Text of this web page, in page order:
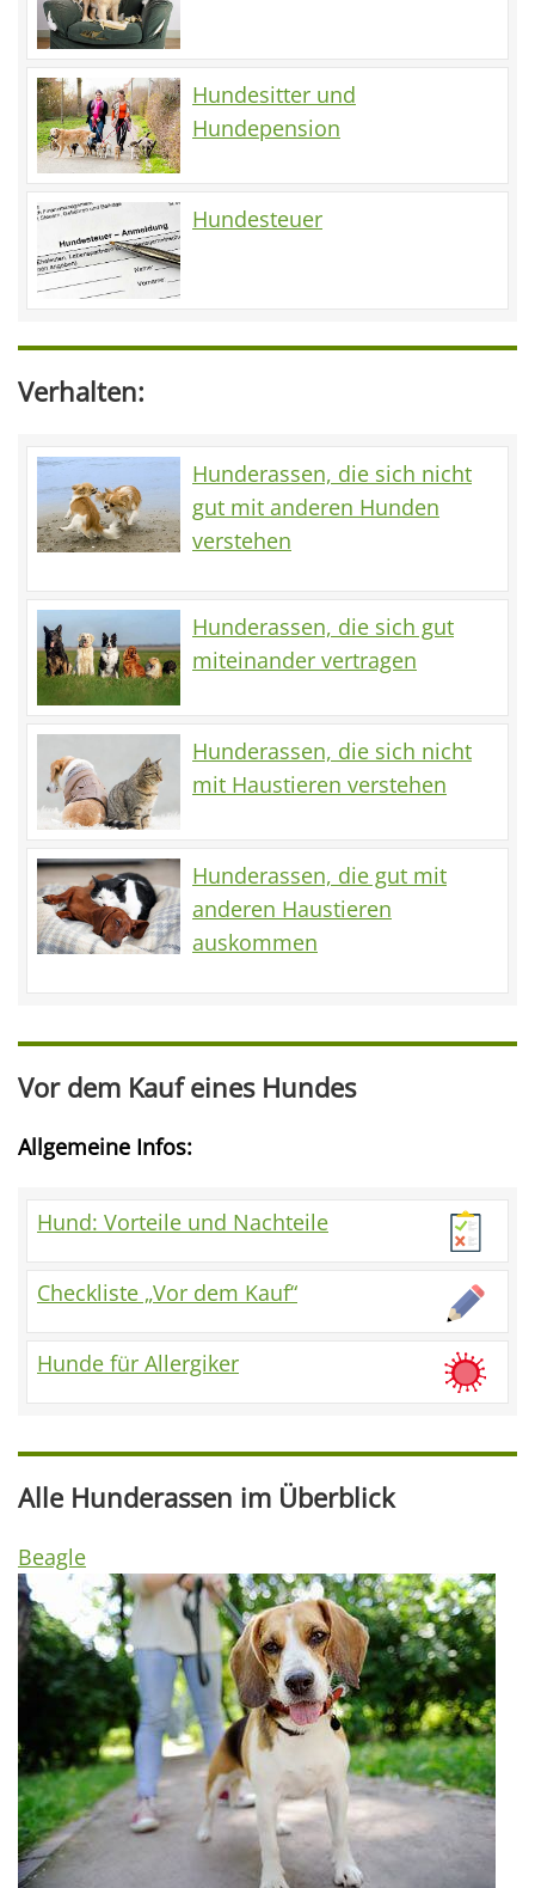
Hundesitter und
Hundepension
Hundesteuer
Verhalten:
Hunderassen, die sich nicht
gut mit anderen Hunden
verstehen
Hunderassen, die sich gut
miteinander vertragen
Hunderassen, die sich nicht
mit Haustieren verstehen
Hunderassen, die gut mit
anderen Haustieren
auskommen
Vor dem Kauf eines Hundes
Allgemeine Infos:
Hund: Vorteile und Nachteile
Checkliste „Vor dem Kauf“
Hunde für Allergiker
Alle Hunderassen im Überblick
Beagle